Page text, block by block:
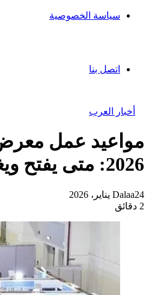
سياسة الخصوصية
اتصل بنا
أخبار العرب
مواعيد عمل
2026: متى يفتح ويغلق؟
Dalaa24 يناير، 2026
2 دقائق